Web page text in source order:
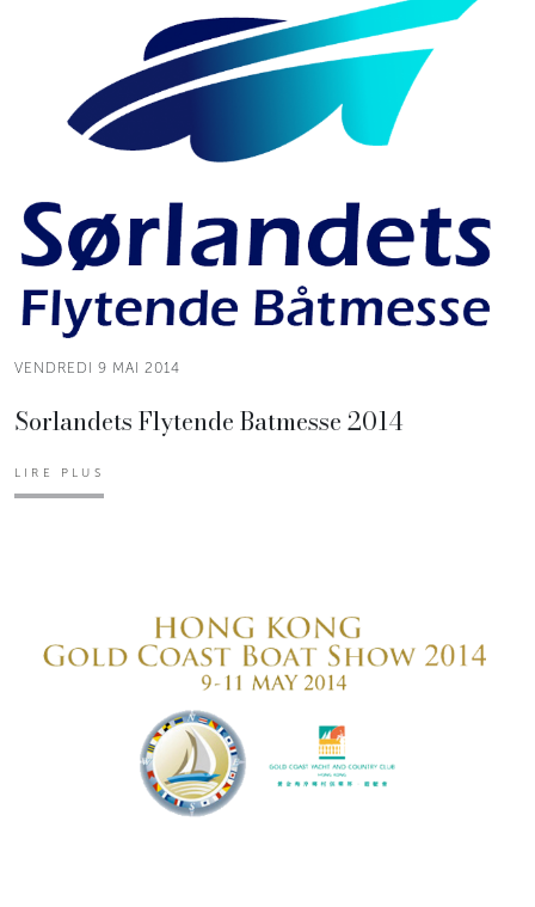
VENDREDI 9 MAI 2014
Sorlandets Flytende Batmesse 2014
LIRE PLUS